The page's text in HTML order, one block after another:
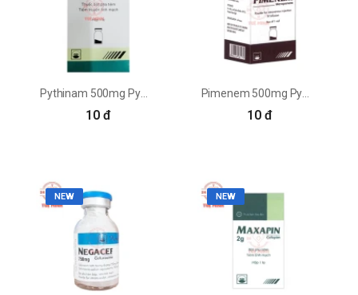
Pythinam 500mg Pymepharco - Thuốc điều trị nhiễm trùng
10 đ 10 đ
NEW NEW